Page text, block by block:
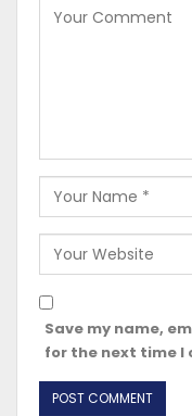
Save my name,
for the next time I